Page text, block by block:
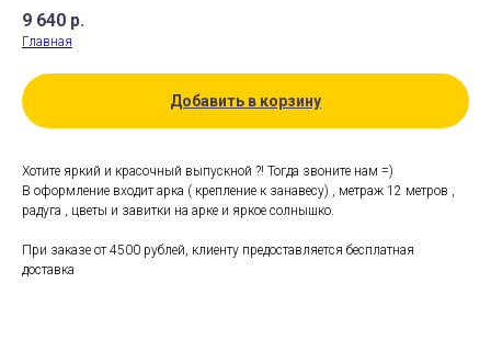
9 640 р.
Главная
Добавить в корзину
Хотите яркий и красочный выпускной ?! Тогда звоните нам =)
В оформление входит арка ( крепление к занавесу) , метраж 12 метров ,
радуга , цветы и завитки на арке и яркое солнышко.
При заказе от 4500 рублей, клиенту предоставляется бесплатная
доставка